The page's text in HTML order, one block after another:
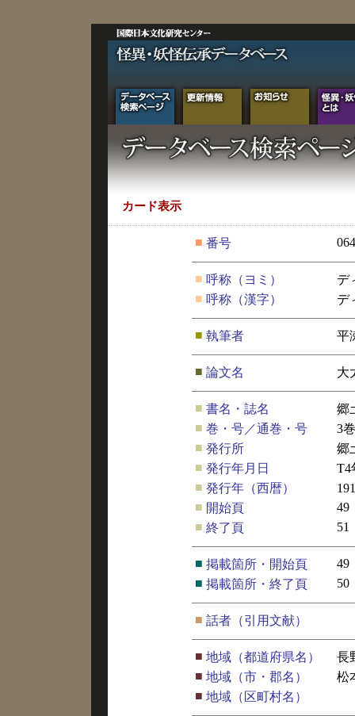
カード表示
■ 番号
■ 呼称（ヨミ）
デ
■ 呼称（漢字） デ
■ 執筆者 平
■ 論文名 大
■ 書名・誌名
郷
■ 巻・号／通巻・号
3
■ 発行所
郷
■ 発行年月日
T4
■ 発行年（西暦）
■ 開始頁
49
■ 終了頁 51
■ 掲載箇所・開始頁
49
■ 掲載箇所・終了頁 50
■ 話者（引用文献）
■ 地域（都道府県名）
長
■ 地域（市・郡名）
松
■ 地域（区町村名）